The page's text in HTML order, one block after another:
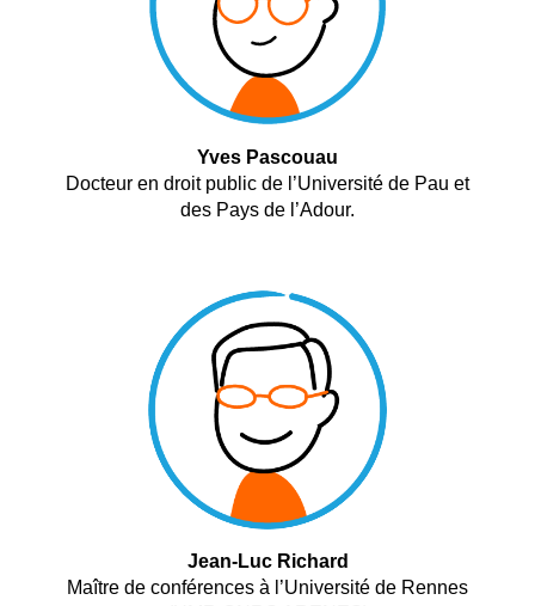
Yves Pascouau
Docteur en droit public de l’Université de Pau et
des Pays de l’Adour.
Jean-Luc Richard
Maître de conférences à l’Université de Rennes